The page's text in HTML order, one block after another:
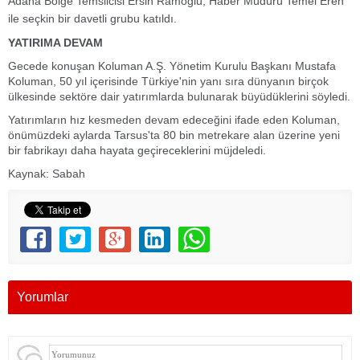
ile seçkin bir davetli grubu katıldı.
YATIRIMA DEVAM
Gecede konuşan Koluman A.Ş. Yönetim Kurulu Başkanı Mustafa
Koluman, 50 yıl içerisinde Türkiye'nin yanı sıra dünyanın birçok
ülkesinde sektöre dair yatırımlarda bulunarak büyüdüklerini söyledi.
Yatırımların hız kesmeden devam edeceğini ifade eden Koluman,
önümüzdeki aylarda Tarsus'ta 80 bin metrekare alan üzerine yeni
bir fabrikayı daha hayata geçireceklerini müjdeledi.
Kaynak: Sabah
Yorumlar